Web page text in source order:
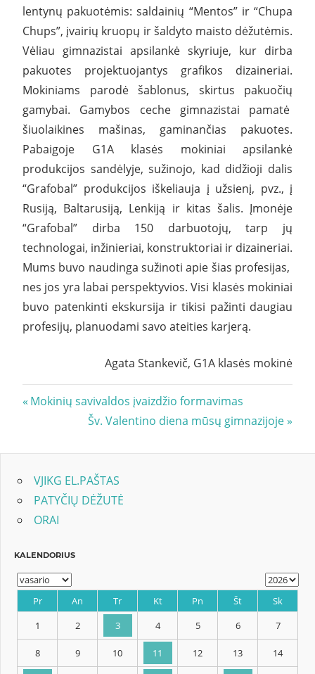
lentynų pakuotėmis: saldainių “Mentos” ir “Chupa
Chups”, įvairių kruopų ir šaldyto maisto dėžutėmis.
Vėliau gimnazistai apsilankė skyriuje, kur dirba
pakuotes projektuojantys grafikos dizaineriai.
Mokiniams parodė šablonus, skirtus pakuočių
gamybai. Gamybos ceche gimnazistai pamatė
šiuolaikines mašinas, gaminančias pakuotes.
Pabaigoje G1A klasės mokiniai apsilankė
produkcijos sandėlyje, sužinojo, kad didžioji dalis
“Grafobal” produkcijos iškeliauja į užsienį, pvz., į
Rusiją, Baltarusiją, Lenkiją ir kitas šalis. Įmonėje
“Grafobal” dirba 150 darbuotojų, tarp jų
technologai, inžinieriai, konstruktoriai ir dizaineriai.
Mums buvo naudinga sužinoti apie šias profesijas,
nes jos yra labai perspektyvios. Visi klasės mokiniai
buvo patenkinti ekskursija ir tikisi pažinti daugiau
profesijų, planuodami savo ateities karjerą.
Agata Stankevič, G1A klasės mokinė
Navigacija
įrašų
Previous
Mokinių savivaldos įvaizdžio formavimas
Next
Šv. Valentino diena mūsų gimnazijoje
VJIKG EL.PAŠTAS
PATYČIŲ DĖŽUTĖ
ORAI